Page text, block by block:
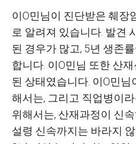
이O민님이 진단받은 췌장
로 알려져 있습니다 발견
된 경우가 많고, 5년 생존률
합니다 이O민님 또한 산
된 상태였습니다 이O민님
해서는, 그리고 직업병이
위해서는, 산재과정이 신
설령 신속까지는 바라지